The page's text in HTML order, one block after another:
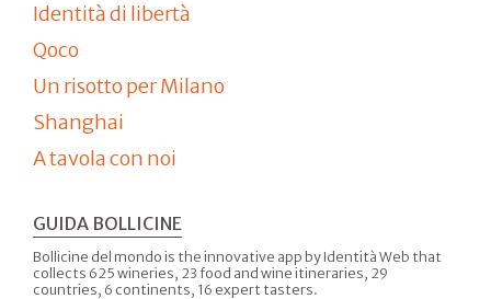
Identità di libertà
Qoco
Un risotto per Milano
Shanghai
A tavola con noi
GUIDA BOLLICINE
Bollicine del mondo is the innovative app by Identità Web that
collects 625 wineries, 23 food and wine itineraries, 29
countries, 6 continents, 16 expert tasters.